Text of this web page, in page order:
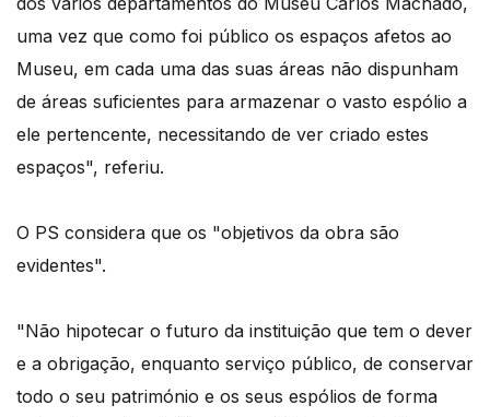
uma vez que como foi público os espaços afetos ao
Museu, em cada uma das suas áreas não dispunham
de áreas suficientes para armazenar o vasto espólio a
ele pertencente, necessitando de ver criado estes
espaços", referiu.
O PS considera que os "objetivos da obra são
evidentes".
"Não hipotecar o futuro da instituição que tem o dever
e a obrigação, enquanto serviço público, de conservar
todo o seu património e os seus espólios de forma